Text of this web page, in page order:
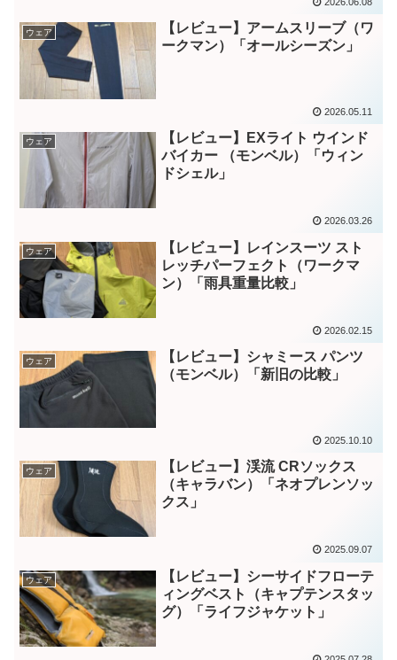
ウェア
【レビュー】アームスリーブ（ワ
ークマン）「オールシーズン」
2026.05.11
ウェア
【レビュー】EXライト ウインド
バイカー （モンベル）「ウィン
ドシェル」
2026.03.26
ウェア
【レビュー】レインスーツ スト
レッチパーフェクト（ワークマ
ン）「雨具重量比較」
2026.02.15
ウェア
【レビュー】シャミース パンツ
（モンベル）「新旧の比較」
2025.10.10
ウェア
【レビュー】渓流 CRソックス
（キャラバン）「ネオプレンソッ
クス」
2025.09.07
ウェア
【レビュー】シーサイドフローテ
ィングベスト（キャプテンスタッ
グ）「ライフジャケット」